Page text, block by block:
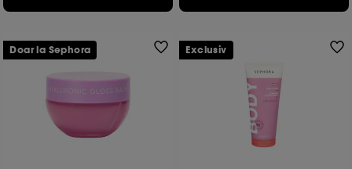
Doar la Sephora Exclusiv